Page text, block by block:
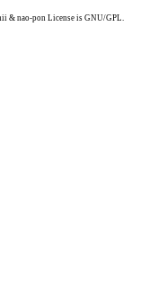
& nao-pon License is GNU/GPL.